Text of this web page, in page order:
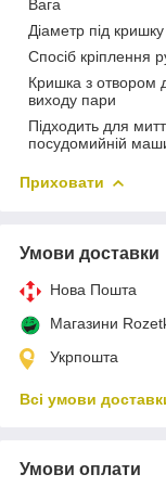
Вага
Діаметр під кришку
Спосіб кріплення
Кришка з отвором
виходу пари
Підходить для
посудомийній
Приховати
Умови доставки
Нова Пошта
Магазини
Укрпошта
Всі умови
Умови оплати